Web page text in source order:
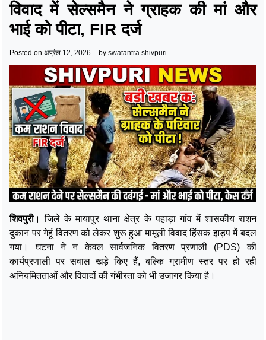
विवाद में सेल्समैन ने ग्राहक की मां और
भाई को पीटा, FIR दर्ज
Posted onअप्रैल 12, 2026 byswatantra shivpuri
शिवपुरी। जिले के मायापुर थाना क्षेत्र के पहाड़ा गांव में शासकीय राशन
दुकान पर गेहूं वितरण को लेकर शुरू हुआ मामूली विवाद हिंसक झड़प में बदल
गया। घटना ने न केवल सार्वजनिक वितरण प्रणाली (PDS) की
कार्यप्रणाली पर सवाल खड़े किए हैं, बल्कि ग्रामीण स्तर पर हो रही
अनियमितताओं और विवादों की गंभीरता को भी उजागर किया है।